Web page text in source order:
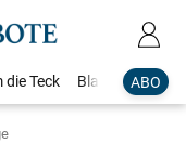
ABO
die Teck Blaulicht